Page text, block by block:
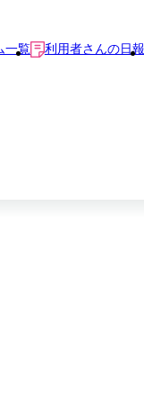
一覧 利用者さんの日報